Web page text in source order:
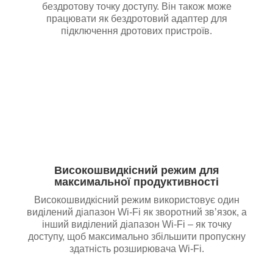
бездротову точку доступу. Він також може
працювати як бездротовий адаптер для
підключення дротових пристроїв.
Високошвидкісний режим для
максимальної продуктивності
Високошвидкісний режим використовує один
виділений діапазон Wi-Fi як зворотний зв’язок, а
інший виділений діапазон Wi-Fi – як точку
доступу, щоб максимально збільшити пропускну
здатність розширювача Wi-Fi.